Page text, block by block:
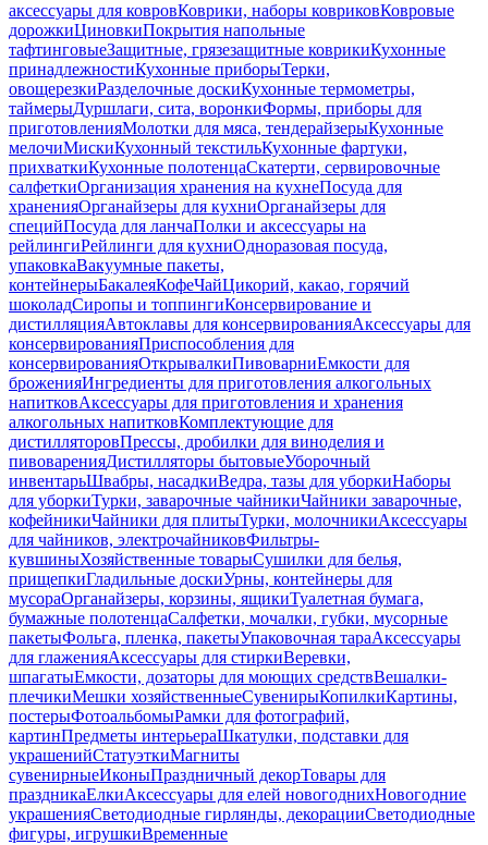
аксессуары для ковровКоврики, наборы ковриковКовровые
дорожкиЦиновкиПокрытия напольные
тафтинговыеЗащитные, грязезащитные коврикиКухонные
принадлежностиКухонные приборыТерки,
овощерезкиРазделочные доскиКухонные термометры,
таймерыДуршлаги, сита, воронкиФормы, приборы для
приготовленияМолотки для мяса, тендерайзерыКухонные
мелочиМискиКухонный текстильКухонные фартуки,
прихваткиКухонные полотенцаСкатерти, сервировочные
салфеткиОрганизация хранения на кухнеПосуда для
храненияОрганайзеры для кухниОрганайзеры для
специйПосуда для ланчаПолки и аксессуары на
рейлингиРейлинги для кухниОдноразовая посуда,
упаковкаВакуумные пакеты,
контейнерыБакалеяКофеЧайЦикорий, какао, горячий
шоколадСиропы и топпингиКонсервирование и
дистилляцияАвтоклавы для консервированияАксессуары для
консервированияПриспособления для
консервированияОткрывалкиПивоварниЕмкости для
броженияИнгредиенты для приготовления алкогольных
напитковАксессуары для приготовления и хранения
алкогольных напитковКомплектующие для
дистилляторовПрессы, дробилки для виноделия и
пивоваренияДистилляторы бытовыеУборочный
инвентарьШвабры, насадкиВедра, тазы для уборкиНаборы
для уборкиТурки, заварочные чайникиЧайники заварочные,
кофейникиЧайники для плитыТурки, молочникиАксессуары
для чайников, электрочайниковФильтры-
кувшиныХозяйственные товарыСушилки для белья,
прищепкиГладильные доскиУрны, контейнеры для
мусораОрганайзеры, корзины, ящикиТуалетная бумага,
бумажные полотенцаСалфетки, мочалки, губки, мусорные
пакетыФольга, пленка, пакетыУпаковочная тараАксессуары
для глаженияАксессуары для стиркиВеревки,
шпагатыЕмкости, дозаторы для моющих средствВешалки-
плечикиМешки хозяйственныеСувенирыКопилкиКартины,
постерыФотоальбомыРамки для фотографий,
картинПредметы интерьераШкатулки, подставки для
украшенийСтатуэткиМагниты
сувенирныеИконыПраздничный декорТовары для
праздникаЕлкиАксессуары для елей новогоднихНовогодние
украшенияСветодиодные гирлянды, декорацииСветодиодные
фигуры, игрушкиВременные